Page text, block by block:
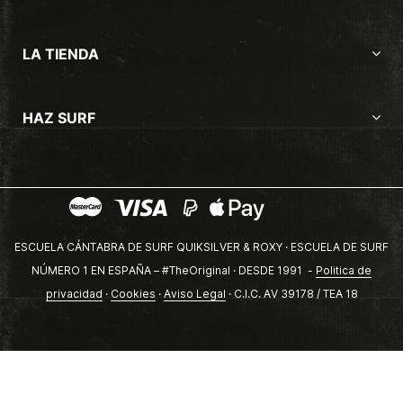
LA TIENDA
HAZ SURF
ESCUELA CÁNTABRA DE SURF QUIKSILVER & ROXY · ESCUELA DE SURF
NÚMERO 1 EN ESPAÑA – #TheOriginal · DESDE 1991 - Politica de
privacidad · Cookies · Aviso Legal · C.I.C. AV 39178 / TEA 18